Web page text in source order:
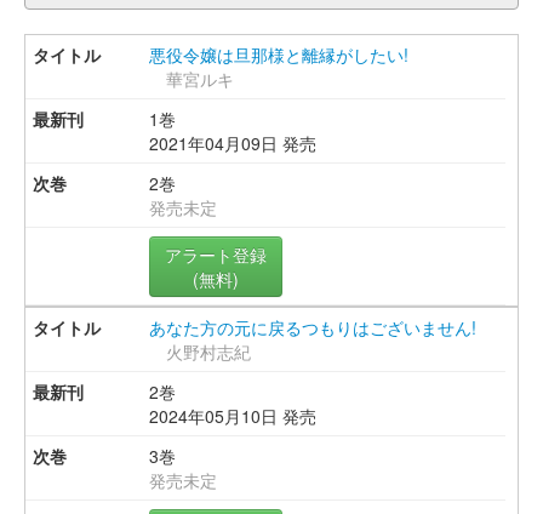
悪役令嬢は旦那様と離縁がしたい!
華宮ルキ
1巻
2021年04月09日 発売
2巻
発売未定
アラート登録
(無料)
あなた方の元に戻るつもりはございません!
火野村志紀
2巻
2024年05月10日 発売
3巻
発売未定